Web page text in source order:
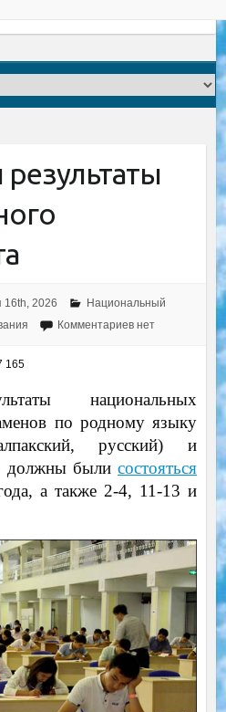
16th, 2026
Национальный
Комментариев нет
165
национальных
по родному языку
русский) и
должны былисостояться
а также 2-4, 11-13 и